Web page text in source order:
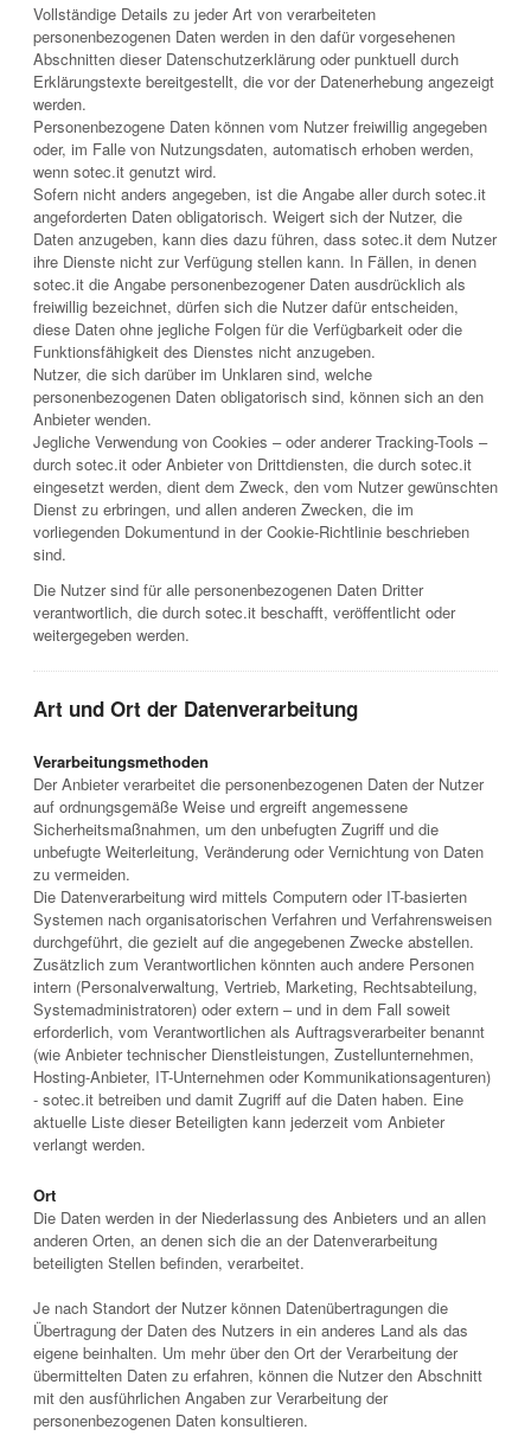
Vollständige Details zu jeder Art von verarbeiteten
personenbezogenen Daten werden in den dafür vorgesehenen
Abschnitten dieser Datenschutzerklärung oder punktuell durch
Erklärungstexte bereitgestellt, die vor der Datenerhebung angezeigt
werden.
Personenbezogene Daten können vom Nutzer freiwillig angegeben
oder, im Falle von Nutzungsdaten, automatisch erhoben werden,
wenn sotec.it genutzt wird.
Sofern nicht anders angegeben, ist die Angabe aller durch sotec.it
angeforderten Daten obligatorisch. Weigert sich der Nutzer, die
Daten anzugeben, kann dies dazu führen, dass sotec.it dem Nutzer
ihre Dienste nicht zur Verfügung stellen kann. In Fällen, in denen
sotec.it die Angabe personenbezogener Daten ausdrücklich als
freiwillig bezeichnet, dürfen sich die Nutzer dafür entscheiden,
diese Daten ohne jegliche Folgen für die Verfügbarkeit oder die
Funktionsfähigkeit des Dienstes nicht anzugeben.
Nutzer, die sich darüber im Unklaren sind, welche
personenbezogenen Daten obligatorisch sind, können sich an den
Anbieter wenden.
Jegliche Verwendung von Cookies – oder anderer Tracking-Tools –
durch sotec.it oder Anbieter von Drittdiensten, die durch sotec.it
eingesetzt werden, dient dem Zweck, den vom Nutzer gewünschten
Dienst zu erbringen, und allen anderen Zwecken, die im
vorliegenden Dokumentund in der Cookie-Richtlinie beschrieben
sind.
Die Nutzer sind für alle personenbezogenen Daten Dritter
verantwortlich, die durch sotec.it beschafft, veröffentlicht oder
weitergegeben werden.
Art und Ort der Datenverarbeitung
Verarbeitungsmethoden
Der Anbieter verarbeitet die personenbezogenen Daten der Nutzer
auf ordnungsgemäße Weise und ergreift angemessene
Sicherheitsmaßnahmen, um den unbefugten Zugriff und die
unbefugte Weiterleitung, Veränderung oder Vernichtung von Daten
zu vermeiden.
Die Datenverarbeitung wird mittels Computern oder IT-basierten
Systemen nach organisatorischen Verfahren und Verfahrensweisen
durchgeführt, die gezielt auf die angegebenen Zwecke abstellen.
Zusätzlich zum Verantwortlichen könnten auch andere Personen
intern (Personalverwaltung, Vertrieb, Marketing, Rechtsabteilung,
Systemadministratoren) oder extern – und in dem Fall soweit
erforderlich, vom Verantwortlichen als Auftragsverarbeiter benannt
(wie Anbieter technischer Dienstleistungen, Zustellunternehmen,
Hosting-Anbieter, IT-Unternehmen oder Kommunikationsagenturen)
- sotec.it betreiben und damit Zugriff auf die Daten haben. Eine
aktuelle Liste dieser Beteiligten kann jederzeit vom Anbieter
verlangt werden.
Ort
Die Daten werden in der Niederlassung des Anbieters und an allen
anderen Orten, an denen sich die an der Datenverarbeitung
beteiligten Stellen befinden, verarbeitet.
Je nach Standort der Nutzer können Datenübertragungen die
Übertragung der Daten des Nutzers in ein anderes Land als das
eigene beinhalten. Um mehr über den Ort der Verarbeitung der
übermittelten Daten zu erfahren, können die Nutzer den Abschnitt
mit den ausführlichen Angaben zur Verarbeitung der
personenbezogenen Daten konsultieren.